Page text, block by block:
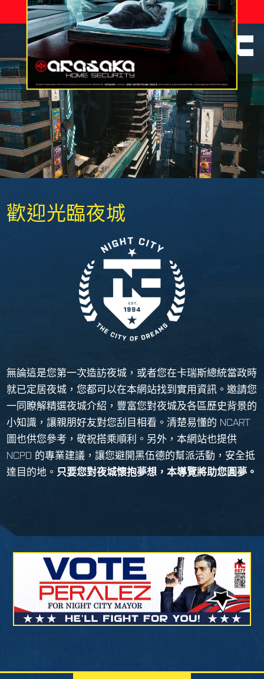
本日死亡人數： 0021 人
夜城：築夢之城
官方網站
歡迎光臨夜城
無論這是您第一次造訪夜城，或者您在卡瑞斯總統當政時
就已定居夜城，您都可以在本網站找到實用資訊。邀請您
一同瞭解精選夜城介紹，豐富您對夜城及各區歷史背景的
小知識，讓親朋好友對您刮目相看。清楚易懂的 NCART
圖也供您參考，敬祝搭乘順利。另外，本網站也提供
NCPD 的專業建議，讓您避開黑伍德的幫派活動，安全抵
達目的地。 只要您對夜城懷抱夢想，本導覽將助您圓夢。